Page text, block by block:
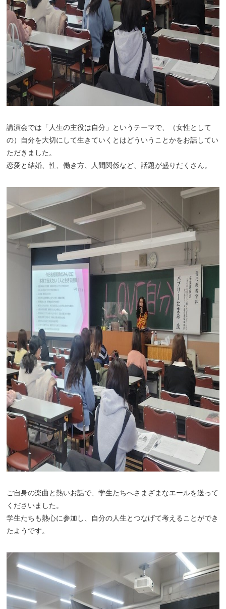
講演会では「人生の主役は自分」というテーマで、（女性として
の）自分を大切にして生きていくとはどういうことかをお話してい
ただきました。
恋愛と結婚、性、働き方、人間関係など、話題が盛りだくさん。
ご自身の楽曲と熱いお話で、学生たちへさまざまなエールを送って
くださいました。
学生たちも熱心に参加し、自分の人生とつなげて考えることができ
たようです。